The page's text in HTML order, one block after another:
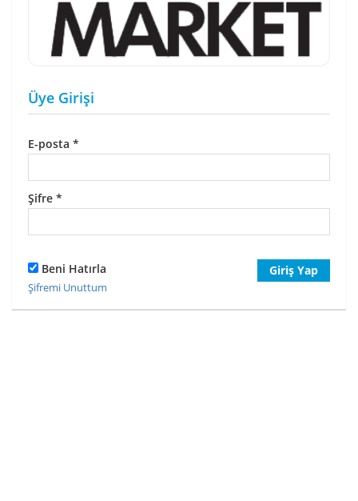
Üye Girişi
E-posta *
Şifre *
Beni Hatırla Giriş Yap
Şifremi Unuttum